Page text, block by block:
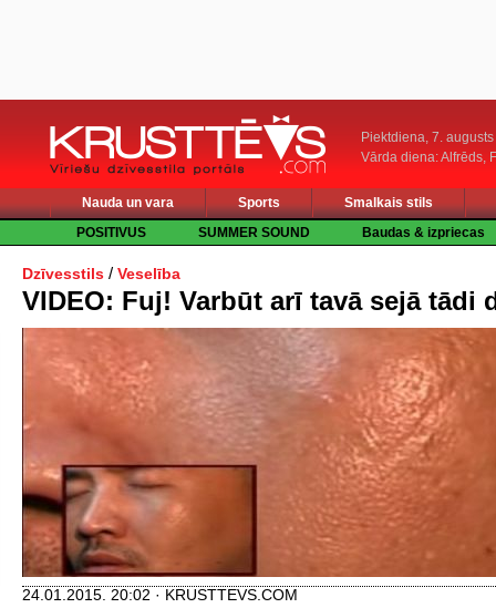
Piektdiena, 7. augusts
Vārda diena: Alfrēds,
Nauda un vara Sports
Smalkais stils
POSITIVUS
SUMMER SOUND Baudas & izpriecas
Dzīvesstils / Veselība
VIDEO: Fuj! Varbūt arī tavā sejā tādi
24.01.2015. 20:02 · KRUSTTEVS.COM